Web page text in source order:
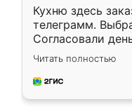
Кухню здесь
телеграмм.
Согласовали
недели кухня
довольны
мебель за
Читать полностью